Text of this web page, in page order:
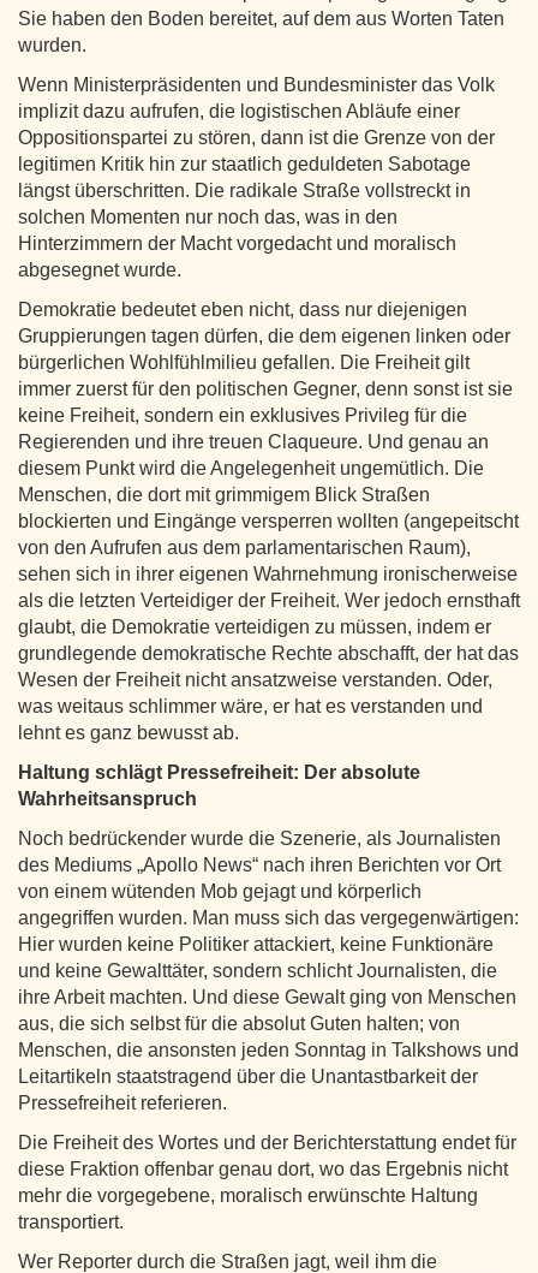
Sie haben den Boden bereitet, auf dem aus Worten Taten
wurden.
Wenn Ministerpräsidenten und Bundesminister das Volk
implizit dazu aufrufen, die logistischen Abläufe einer
Oppositionspartei zu stören, dann ist die Grenze von der
legitimen Kritik hin zur staatlich geduldeten Sabotage
längst überschritten. Die radikale Straße vollstreckt in
solchen Momenten nur noch das, was in den
Hinterzimmern der Macht vorgedacht und moralisch
abgesegnet wurde.
Demokratie bedeutet eben nicht, dass nur diejenigen
Gruppierungen tagen dürfen, die dem eigenen linken oder
bürgerlichen Wohlfühlmilieu gefallen. Die Freiheit gilt
immer zuerst für den politischen Gegner, denn sonst ist sie
keine Freiheit, sondern ein exklusives Privileg für die
Regierenden und ihre treuen Claqueure. Und genau an
diesem Punkt wird die Angelegenheit ungemütlich. Die
Menschen, die dort mit grimmigem Blick Straßen
blockierten und Eingänge versperren wollten (angepeitscht
von den Aufrufen aus dem parlamentarischen Raum),
sehen sich in ihrer eigenen Wahrnehmung ironischerweise
als die letzten Verteidiger der Freiheit. Wer jedoch ernsthaft
glaubt, die Demokratie verteidigen zu müssen, indem er
grundlegende demokratische Rechte abschafft, der hat das
Wesen der Freiheit nicht ansatzweise verstanden. Oder,
was weitaus schlimmer wäre, er hat es verstanden und
lehnt es ganz bewusst ab.
Haltung schlägt Pressefreiheit: Der absolute
Wahrheitsanspruch
Noch bedrückender wurde die Szenerie, als Journalisten
des Mediums „Apollo News“ nach ihren Berichten vor Ort
von einem wütenden Mob gejagt und körperlich
angegriffen wurden. Man muss sich das vergegenwärtigen:
Hier wurden keine Politiker attackiert, keine Funktionäre
und keine Gewalttäter, sondern schlicht Journalisten, die
ihre Arbeit machten. Und diese Gewalt ging von Menschen
aus, die sich selbst für die absolut Guten halten; von
Menschen, die ansonsten jeden Sonntag in Talkshows und
Leitartikeln staatstragend über die Unantastbarkeit der
Pressefreiheit referieren.
Die Freiheit des Wortes und der Berichterstattung endet für
diese Fraktion offenbar genau dort, wo das Ergebnis nicht
mehr die vorgegebene, moralisch erwünschte Haltung
transportiert.
Wer Reporter durch die Straßen jagt, weil ihm die